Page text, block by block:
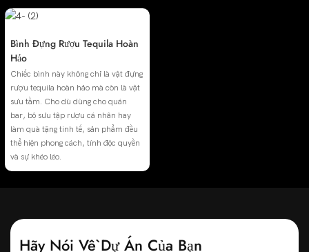
Bình Đựng Rượu Tequila Hoàn
Hảo
Chiếc bình này không chỉ là vật đựng
rượu tequila hoàn hảo mà còn là vật
sưu tầm. Cho dù dùng cho quán
bar, bộ sưu tập rượu cá nhân hay
làm quà tặng tinh tế, sản phẩm đều
thể hiện phong cách, tính độc quyền
và sự khéo léo.
Hãy Nói Về Dự Án Của Bạn